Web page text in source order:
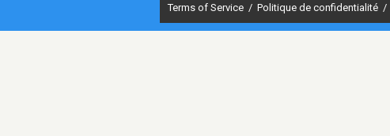
Terms of Service / Politique de confidentialité /